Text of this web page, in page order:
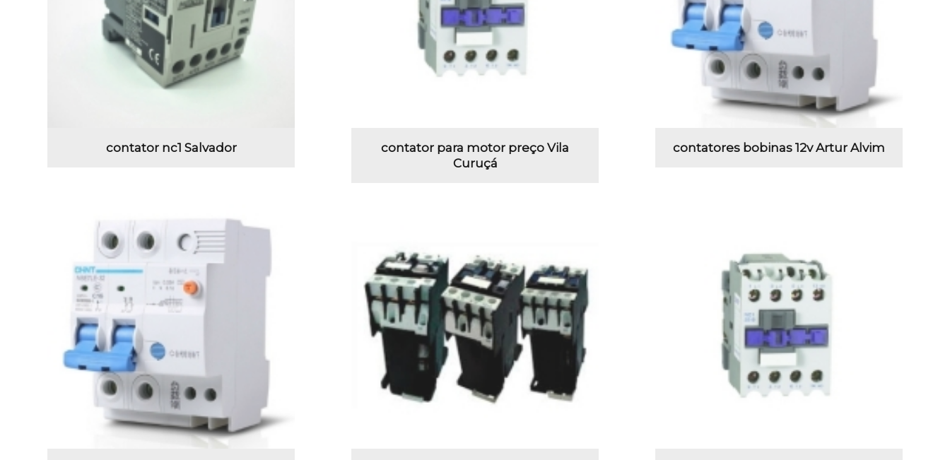
contator nc1 Salvador
contator para motor preço Vila
Curuçá
contatores bobinas 12v Artur Alvim